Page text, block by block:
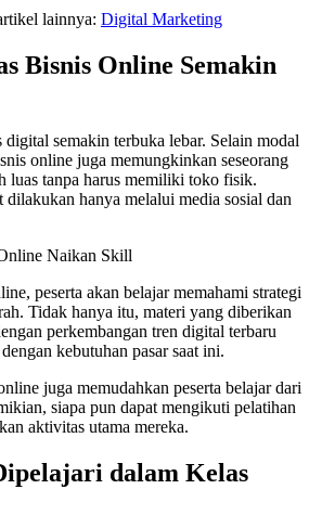
lainnya: Digital Marketing
Bisnis Online Semakin
digital semakin terbuka lebar. Selain modal
online juga memungkinkan seseorang
luas tanpa harus memiliki toko fisik.
dilakukan hanya melalui media sosial dan
peserta akan belajar memahami strategi
Tidak hanya itu, materi yang diberikan
perkembangan tren digital terbaru
kebutuhan pasar saat ini.
juga memudahkan peserta belajar dari
siapa pun dapat mengikuti pelatihan
aktivitas utama mereka.
dalam Kelas